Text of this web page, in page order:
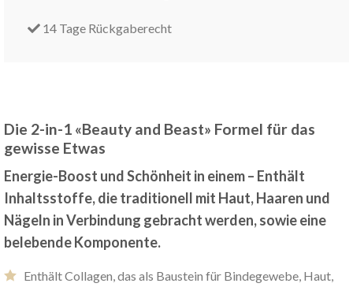
14 Tage Rückgaberecht
Die 2-in-1 «Beauty and Beast» Formel für das
gewisse Etwas
Energie-Boost und Schönheit in einem – Enthält
Inhaltsstoffe, die traditionell mit Haut, Haaren und
Nägeln in Verbindung gebracht werden, sowie eine
belebende Komponente.
Enthält Collagen, das als Baustein für Bindegewebe, Haut,